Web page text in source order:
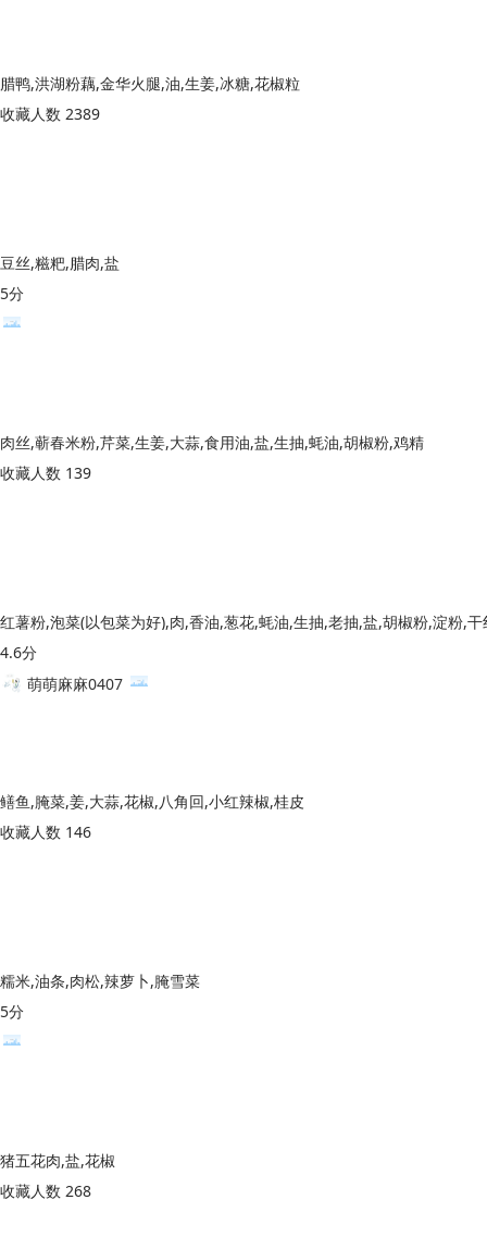
腊鸭,洪湖粉藕,金华火腿,油,生姜,冰糖,花椒粒
收藏人数 2389
豆丝,糍粑,腊肉,盐
5分
肉丝,蕲春米粉,芹菜,生姜,大蒜,食用油,盐,生抽,蚝油,胡椒粉,鸡精
收藏人数 139
红薯粉,泡菜(以包菜为好),肉,香油,葱花,蚝油,生抽,老抽,盐,胡椒粉,淀粉,干
4.6分
萌萌麻麻0407
鳝鱼,腌菜,姜,大蒜,花椒,八角回,小红辣椒,桂皮
收藏人数 146
糯米,油条,肉松,辣萝卜,腌雪菜
5分
猪五花肉,盐,花椒
收藏人数 268